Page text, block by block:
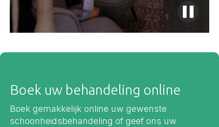
Boek uw behandeling online
Boek gemakkelijk online uw gewenste
schoonheidsbehandeling of geef ons uw